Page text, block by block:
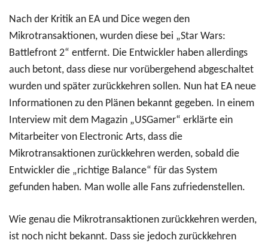
Nach der Kritik an EA und Dice wegen den
Mikrotransaktionen, wurden diese bei „Star Wars:
Battlefront 2“ entfernt. Die Entwickler haben allerdings
auch betont, dass diese nur vorübergehend abgeschaltet
wurden und später zurückkehren sollen. Nun hat EA neue
Informationen zu den Plänen bekannt gegeben. In einem
Interview mit dem Magazin „USGamer“ erklärte ein
Mitarbeiter von Electronic Arts, dass die
Mikrotransaktionen zurückkehren werden, sobald die
Entwickler die „richtige Balance“ für das System
gefunden haben. Man wolle alle Fans zufriedenstellen.
Wie genau die Mikrotransaktionen zurückkehren werden,
ist noch nicht bekannt. Dass sie jedoch zurückkehren